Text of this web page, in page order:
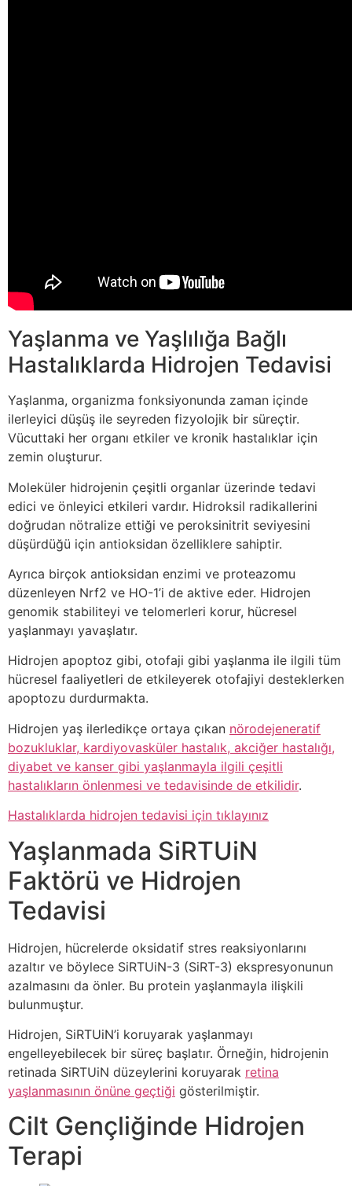
Yaşlanma ve Yaşlılığa Bağlı
Hastalıklarda Hidrojen Tedavisi
Yaşlanma, organizma fonksiyonunda zaman içinde
ilerleyici düşüş ile seyreden fizyolojik bir süreçtir.
Vücuttaki her organı etkiler ve kronik hastalıklar için
zemin oluşturur.
Moleküler hidrojenin çeşitli organlar üzerinde tedavi
edici ve önleyici etkileri vardır. Hidroksil radikallerini
doğrudan nötralize ettiği ve peroksinitrit seviyesini
düşürdüğü için antioksidan özelliklere sahiptir.
Ayrıca birçok antioksidan enzimi ve proteazomu
düzenleyen Nrf2 ve HO-1’i de aktive eder. Hidrojen
genomik stabiliteyi ve telomerleri korur, hücresel
yaşlanmayı yavaşlatır.
Hidrojen apoptoz gibi, otofaji gibi yaşlanma ile ilgili tüm
hücresel faaliyetleri de etkileyerek otofajiyi desteklerken
apoptozu durdurmakta.
Hidrojen yaş ilerledikçe ortaya çıkan nörodejeneratif
bozukluklar, kardiyovasküler hastalık, akciğer hastalığı,
diyabet ve kanser gibi yaşlanmayla ilgili çeşitli
hastalıkların önlenmesi ve tedavisinde de etkilidir.
Hastalıklarda hidrojen tedavisi için tıklayınız
Yaşlanmada SiRTUiN
Faktörü ve Hidrojen
Tedavisi
Hidrojen, hücrelerde oksidatif stres reaksiyonlarını
azaltır ve böylece SiRTUiN-3 (SiRT-3) ekspresyonunun
azalmasını da önler. Bu protein yaşlanmayla ilişkili
bulunmuştur.
Hidrojen, SiRTUiN’i koruyarak yaşlanmayı
engelleyebilecek bir süreç başlatır. Örneğin, hidrojenin
retinada SiRTUiN düzeylerini koruyarak retina
yaşlanmasının önüne geçtiği gösterilmiştir.
Cilt Gençliğinde Hidrojen
Terapi